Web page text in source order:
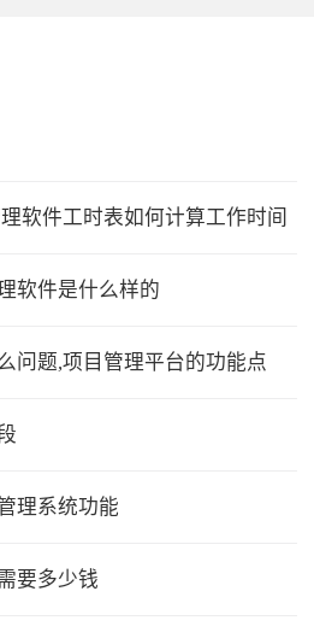
软件工时表如何计算工作时间
软件是什么样的
问题,项目管理平台的功能点
理系统功能
要多少钱